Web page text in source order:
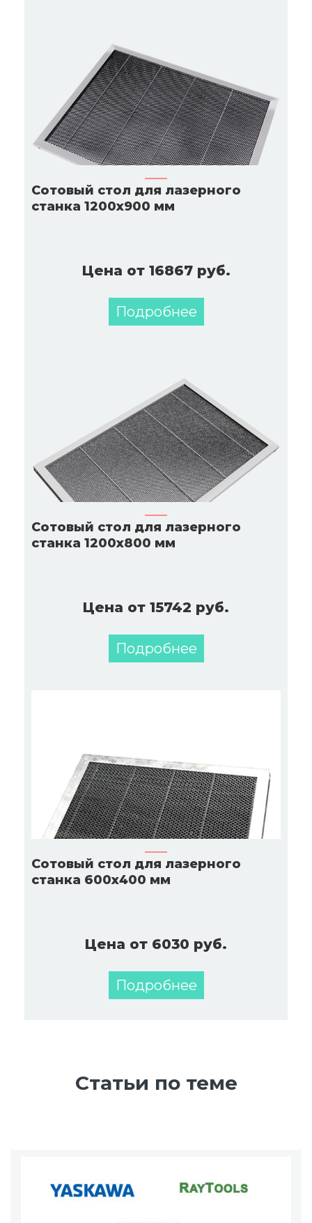
Сотовый стол для лазерного
станка 1200х900 мм
Цена от 16867 руб.
Подробнее
Сотовый стол для лазерного
станка 1200х800 мм
Цена от 15742 руб.
Подробнее
Сотовый стол для лазерного
станка 600х400 мм
Цена от 6030 руб.
Подробнее
Статьи по теме